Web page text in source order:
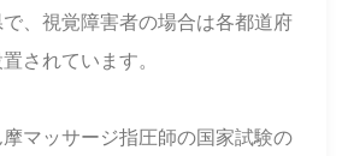
、視覚障害者の場合は各都道府
されています。
マッサージ指圧師の国家試験の